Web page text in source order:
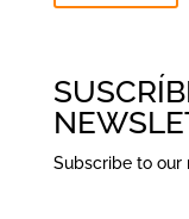
Subscribe to our